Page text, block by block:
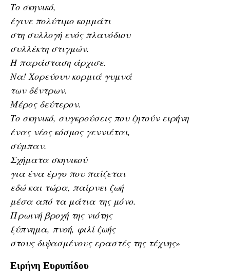
Το σκηνικό,
έγινε πολύτιμο κομμάτι
στη συλλογή ενός πλανόδιου
συλλέκτη στιγμών.
Η παράσταση άρχισε.
Να! Χορεύουν κορμιά γυμνά
των δέντρων.
Μέρος δεύτερον.
Το σκηνικό, συγκρούσεις που ζητούν ειρήνη
ένας νέος κόσμος γεννιέται,
σύμπαν.
Σχήματα σκηνικού
για ένα έργο που παίζεται
εδώ και τώρα, παίρνει ζωή
μέσα από τα μάτια της μόνο.
Πρωινή βροχή της νιότης
ξύπνημα, πνοή, φιλί ζωής
στους διψασμένους εραστές της τέχνης»
Ειρήνη Ευρυπίδου